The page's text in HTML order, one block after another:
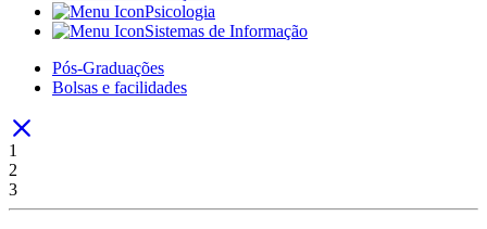
Psicologia
Sistemas de Informação
Pós-Graduações
Bolsas e facilidades
1
2
3